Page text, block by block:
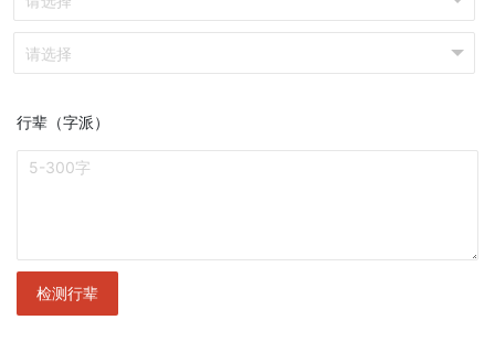
行辈（字派）
检测行辈